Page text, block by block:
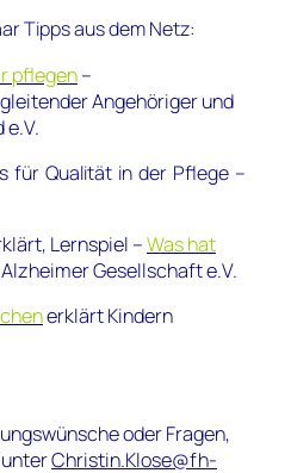
Tipps aus dem Netz:
pflegen–
Angehöriger und
e.V.
für Qualität in der Pflege –
Lernspiel –Was hat
Gesellschaft e.V.
erklärt Kindern
oder Fragen,
Christin.Klose@fh-